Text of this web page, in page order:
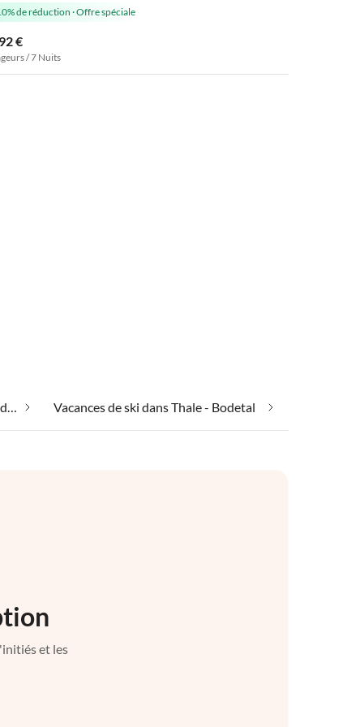
de réduction·Offre spéciale
€
/ 7 Nuits
Emmener votre chien en vacances dans Thale - Bodetal Vacances de ski dans Thale - Bodetal
et les